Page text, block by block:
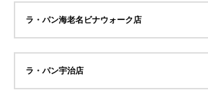
ラ・パン海老名ビナウォーク店
ラ・パン宇治店